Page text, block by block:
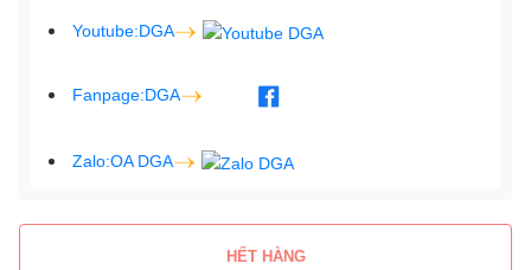
Youtube:DGA
Fanpage:DGA
Zalo:OA DGA
HẾT HÀNG